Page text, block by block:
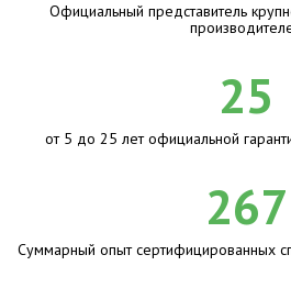
Официальный представитель
25
от 5 до 25 лет официальной
267
Суммарный опыт сертифицированных